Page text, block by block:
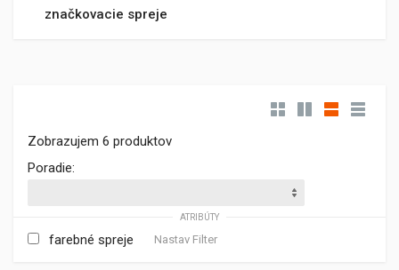
značkovacie spreje
Zobrazujem 6 produktov
Poradie:
ATRIBÚTY
farebné spreje Nastav Filter